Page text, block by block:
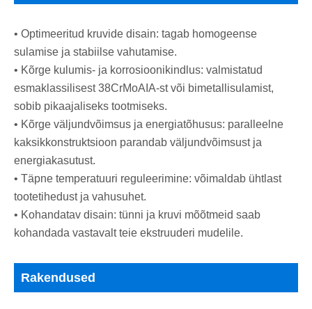
• Optimeeritud kruvide disain: tagab homogeense
sulamise ja stabiilse vahutamise.
• Kõrge kulumis- ja korrosioonikindlus: valmistatud
esmaklassilisest 38CrMoAIA-st või bimetallisulamist,
sobib pikaajaliseks tootmiseks.
• Kõrge väljundvõimsus ja energiatõhusus: paralleelne
kaksikkonstruktsioon parandab väljundvõimsust ja
energiakasutust.
• Täpne temperatuuri reguleerimine: võimaldab ühtlast
tootetihedust ja vahusuhet.
• Kohandatav disain: tünni ja kruvi mõõtmeid saab
kohandada vastavalt teie ekstruuderi mudelile.
Rakendused